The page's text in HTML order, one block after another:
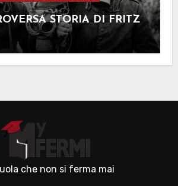
STORIA DI FRITZ
che non si ferma mai